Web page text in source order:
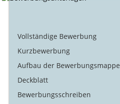
Vollständige Bewerbung
Kurzbewerbung
Aufbau der Bewerbungsmappe
Deckblatt
Bewerbungsschreiben